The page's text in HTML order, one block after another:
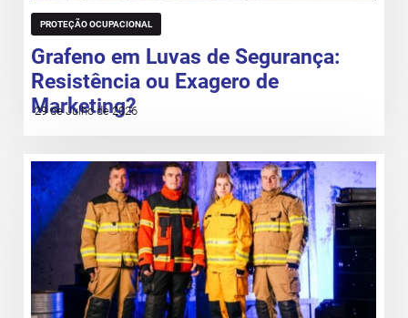
PROTEÇÃO OCUPACIONAL
Grafeno em Luvas de Segurança:
Resistência ou Exagero de
Marketing?
29 de Julho de 2026